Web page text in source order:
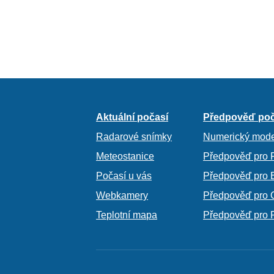
Aktuální počasí
Radarové snímky
Meteostanice
Počasí u vás
Webkamery
Teplotní mapa
Předpověď
Numerický
Předpověď pro
Předpověď pro
Předpověď pro
Předpověď pro